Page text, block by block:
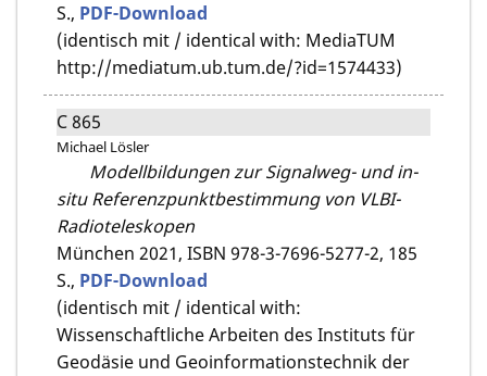
S., PDF-Download
(identisch mit / identical with: MediaTUM
http://mediatum.ub.tum.de/?id=1574433)
C 865
Michael Lösler
Modellbildungen zur Signalweg- und in-
situ Referenzpunktbestimmung von VLBI-
Radioteleskopen
München 2021, ISBN 978-3-7696-5277-2, 185
S., PDF-Download
(identisch mit / identical with:
Wissenschaftliche Arbeiten des Instituts für
Geodäsie und Geoinformationstechnik der